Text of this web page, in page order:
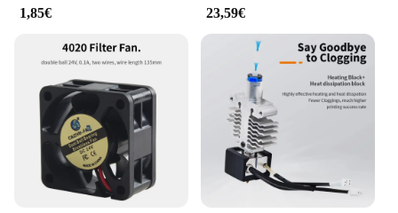
1,85€ 23,59€